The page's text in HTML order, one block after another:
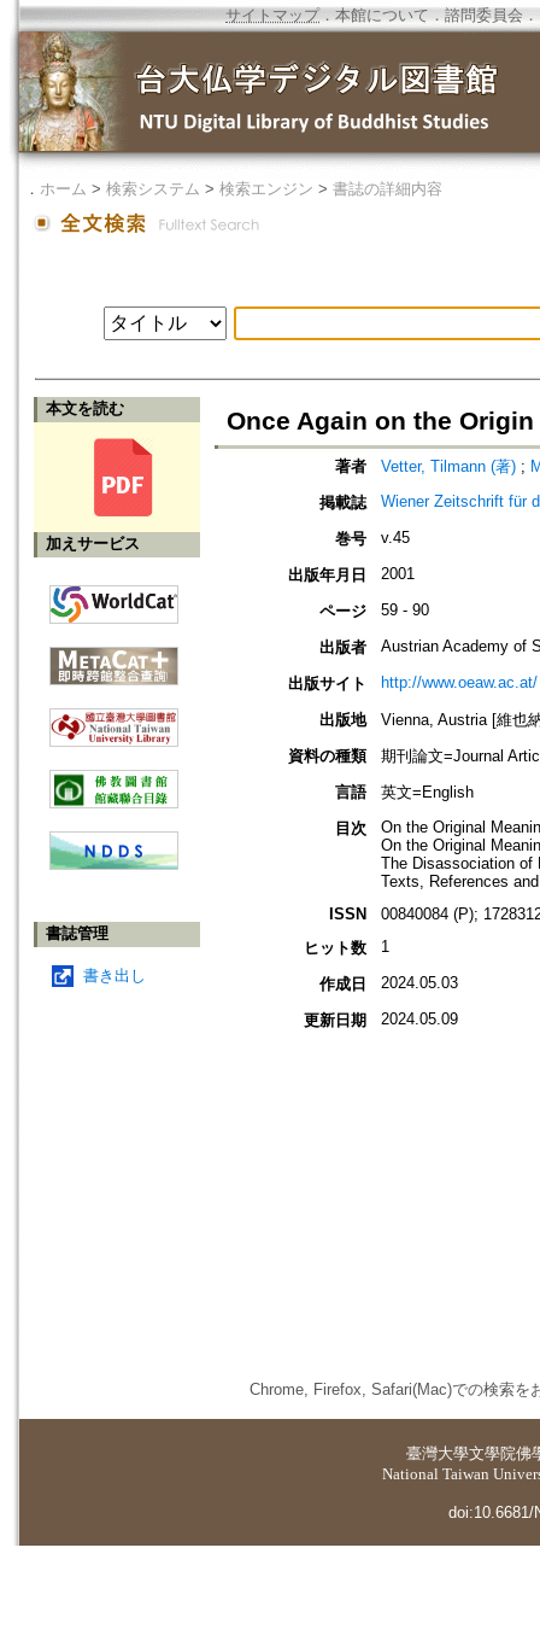
サイトマップ．本館について ． 諮問委員会 ．
． ホーム > 検索システム > 検索エンジン > 書誌の詳細内容
本文を読む
加えサービス
書誌管理
書き出し
Once Again on the
著者 Vetter, Tilmann (著) ;
掲載誌
Wiener Zeitschrift für
巻号 v.45
出版年月日 2001
ページ 59 - 90
出版者 Austrian Academy of
出版サイト http://www.oeaw.ac.at/
出版地
Vienna, Austria [維也
資料の種類
期刊論文=Journal
言語
英文=English
目次
Οn the Original
On the Original
The Disassociation of
Texts, References
ISSN
00840084 (P);
ヒット数
1
作成日 2024.05.03
更新日期 2024.05.09
Chrome, Firefox, Safari(Mac)での検索を
臺灣大學文學院佛
National Taiwan
doi:10.6681/